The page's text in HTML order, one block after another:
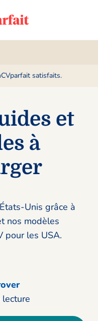
satisfaits.
et
à
Unis grâce à
nos modèles
pour les USA.